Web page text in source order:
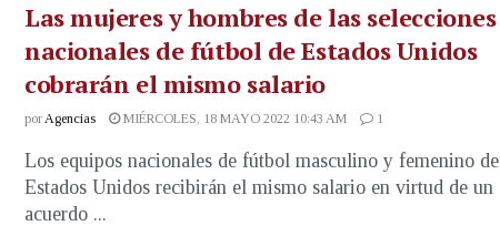
Las mujeres y hombres de las selecciones
nacionales de fútbol de Estados Unidos
cobrarán el mismo salario
porAgencias MIÉRCOLES, 18 MAYO 2022 10:43 AM 1
Los equipos nacionales de fútbol masculino y femenino de
Estados Unidos recibirán el mismo salario en virtud de un
acuerdo ...